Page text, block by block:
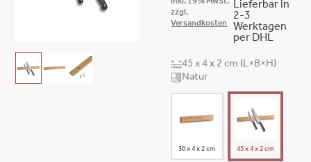
inkl. 19% MwSt.
zzgl.
Versandkosten
Lieferbar in
2-3
Werktagen
per DHL
45 x 4 x 2 cm (L×B×H)
Natur
30 x 4 x 2 cm 45 x 4 x 2 cm